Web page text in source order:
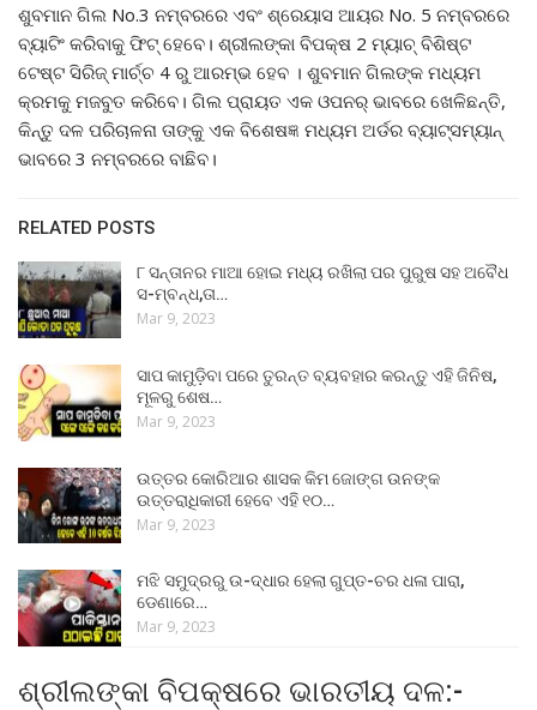
ଶୁବମାନ ଗିଲ No.3 ନମ୍ବରରେ ଏବଂ ଶ୍ରେୟାସ ଆୟର No. 5 ନମ୍ବରରେ
ବ୍ୟାଟିଂ କରିବାକୁ ଫିଟ୍ ହେବେ। ଶ୍ରୀଲଙ୍କା ବିପକ୍ଷ 2 ମ୍ୟାଚ୍ ବିଶିଷ୍ଟ
ଟେଷ୍ଟ ସିରିଜ୍ ମାର୍ଚ୍ଚ 4 ରୁ ଆରମ୍ଭ ହେବ । ଶୁବମାନ ଗିଲଙ୍କ ମଧ୍ୟମ
କ୍ରମକୁ ମଜବୁତ କରିବେ। ଗିଲ ପ୍ରାୟତ ଏକ ଓପନର୍ ଭାବରେ ଖେଳିଛନ୍ତି,
କିନ୍ତୁ ଦଳ ପରିଚାଳନା ତାଙ୍କୁ ଏକ ବିଶେଷଜ୍ଞ ମଧ୍ୟମ ଅର୍ଡର ବ୍ୟାଟ୍ସମ୍ୟାନ୍
ଭାବରେ 3 ନମ୍ବରରେ ବାଛିବ।
RELATED POSTS
୮ ସନ୍ତାନର ମାଆ ହୋଇ ମଧ୍ୟ ରଖିଲା ପର ପୁରୁଷ ସହ ଅବୈଧ
ସ-ମ୍ବନ୍ଧ,ତା…
Mar 9, 2023
ସାପ କାମୁଡ଼ିବା ପରେ ତୁରନ୍ତ ବ୍ୟବହାର କରନ୍ତୁ ଏହି ଜିନିଷ,
ମୂଳରୁ ଶେଷ…
Mar 9, 2023
ଉତ୍ତର କୋରିଆର ଶାସକ କିମ ଜୋଙ୍ଗ ଉନଙ୍କ
ଉତ୍ତରାଧିକାରୀ ହେବେ ଏହି ୧୦…
Mar 9, 2023
ମଝି ସମୁଦ୍ରରୁ ଉ-ଦ୍ଧାର ହେଲା ଗୁପ୍ତ-ଚର ଧଳା ପାରା,
ଡେଣାରେ…
Mar 9, 2023
ଶ୍ରୀଲଙ୍କା ବିପକ୍ଷରେ ଭାରତୀୟ ଦଳ:-